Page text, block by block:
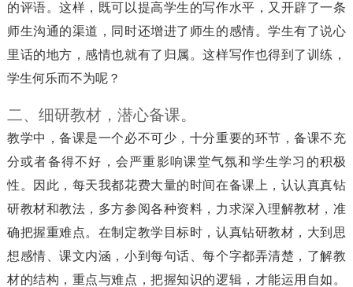
的评语。这样，既可以提高学生的写作水平，又开辟了一条
师生沟通的渠道，同时还增进了师生的感情。学生有了说心
里话的地方，感情也就有了归属。这样写作也得到了训练，
学生何乐而不为呢？
二、细研教材，潜心备课。
教学中，备课是一个必不可少，十分重要的环节，备课不充
分或者备得不好，会严重影响课堂气氛和学生学习的积极
性。因此，每天我都花费大量的时间在备课上，认认真真钻
研教材和教法，多方参阅各种资料，力求深入理解教材，准
确把握重难点。在制定教学目标时，认真钻研教材，大到思
想感情、课文内涵，小到每句话、每个字都弄清楚，了解教
材的结构，重点与难点，把握知识的逻辑，才能运用自如。